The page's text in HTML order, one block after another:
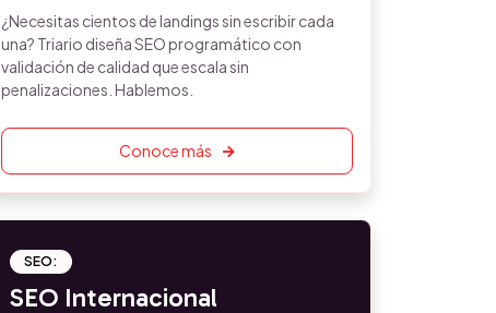
¿Necesitas cientos de landings sin escribir cada
una? Triario diseña SEO programático con
validación de calidad que escala sin
penalizaciones. Hablemos.
Conoce más
SEO:
SEO Internacional